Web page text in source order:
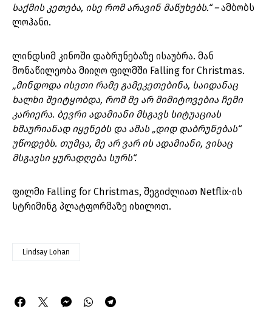
საქმის კეთება, ისე რომ არავინ მაწუხებს.“ –ამბობს
ლოჰანი.
ლინდსიმ კინოში დაბრუნებაზე ისაუბრა. მან
მონაწილეობა მიიღო ფილმში Falling for Christmas.
„მინდოდა ისეთი რამე გამეკეთებინა, საიდანაც
ხალხი შეიტყობდა, რომ მე არ მიმიტოვებია ჩემი
კარიერა. ბევრი ადამიანი მსგავს სიტუაციას
ხმაურიანად იყენებს და ამას „დიდ დაბრუნებას“
უწოდებს. თუმცა, მე არ ვარ ის ადამიანი, ვისაც
მსგავსი ყურადღება სურს“.
ფილმი Falling for Christmas, შეგიძლიათ Netflix-ის
სტრიმინგ პლატფორმაზე იხილოთ.
Lindsay Lohan